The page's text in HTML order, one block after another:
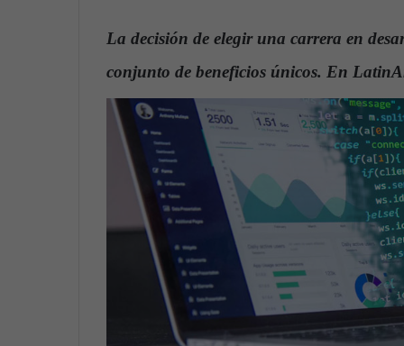
n
a
n
e
i
l
La decisión de elegir una carrera en
conjunto de beneficios únicos. En